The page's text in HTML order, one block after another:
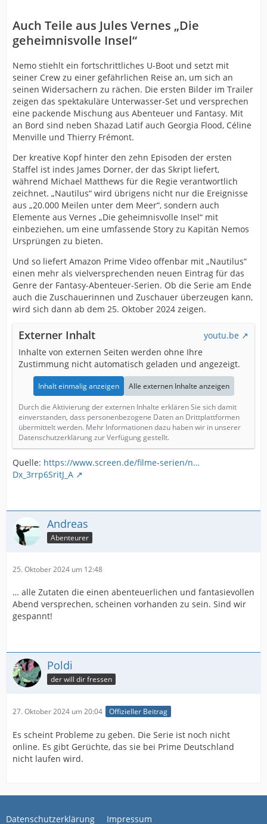
Auch Teile aus Jules Vernes „Die
geheimnisvolle Insel“
Nemo stiehlt ein fortschrittliches U-Boot und setzt mit
seiner Crew zu einer gefährlichen Reise an, um sich an
seinen Widersachern zu rächen. Die ersten Bilder im Trailer
zeigen das spektakuläre Unterwasser-Set und versprechen
eine packende Mischung aus Abenteuer und Fantasy. Mit
an Bord sind neben Shazad Latif auch Georgia Flood, Céline
Menville und Thierry Frémont.
Der kreative Kopf hinter den zehn Episoden der ersten
Staffel ist indes James Dorner, der das Skript liefert,
während Michael Matthews für die Regie verantwortlich
zeichnet. „Nautilus“ wird übrigens nicht nur die Ereignisse
aus „20.000 Meilen unter dem Meer“, sondern auch
Elemente aus Vernes „Die geheimnisvolle Insel“ mit
einbeziehen, um eine umfassende Story zu Kapitän Nemos
Ursprüngen zu bieten.
Und so liefert Amazon Prime Video offenbar mit „Nautilus“
einen mehr als vielversprechenden neuen Eintrag für das
Genre der Fantasy-Abenteuer-Serien. Ob die Serie am Ende
auch die Zuschauerinnen und Zuschauer überzeugen kann,
wird sich dann ab dem 25. Oktober 2024 zeigen.
Externer Inhalt
youtu.be
Inhalte von externen Seiten werden ohne Ihre
Zustimmung nicht automatisch geladen und angezeigt.
Inhalt einmalig anzeigen Alle externen Inhalte anzeigen
Durch die Aktivierung der externen Inhalte erklären Sie sich damit
einverstanden, dass personenbezogene Daten an Drittplattformen
übermittelt werden. Mehr Informationen dazu haben wir in unserer
Datenschutzerklärung zur Verfügung gestellt.
Quelle: https://www.screen.de/filme-serien/n…
Dx_3rrp6SritJ_A
Andreas
Abenteurer
25. Oktober 2024 um 12:48
… alle Zutaten die einen abenteuerlichen und fantasievollen
Abend versprechen, scheinen vorhanden zu sein. Sind wir
gespannt!
Poldi
der will dir fressen
27. Oktober 2024 um 20:04 Offizieller Beitrag
Es scheint Probleme zu geben. Die Serie ist noch nicht
online. Es gibt Gerüchte, das sie bei Prime Deutschland
nicht laufen wird.
Datenschutzerklärung Impressum